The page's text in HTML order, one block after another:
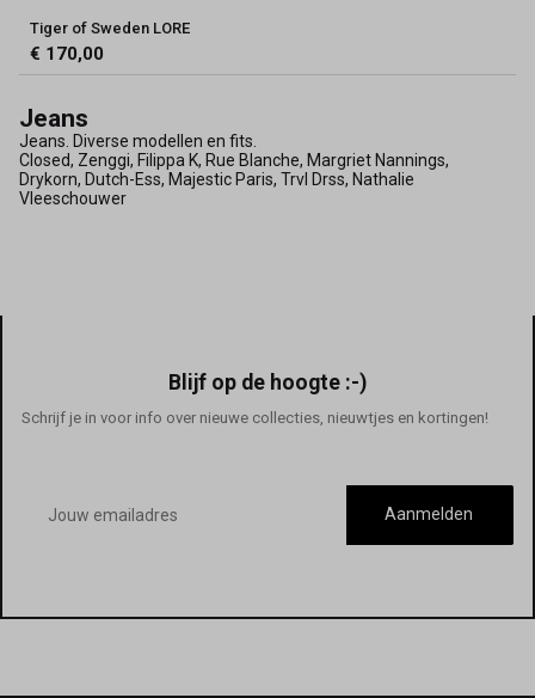
Tiger of Sweden LORE
€ 170,00
Jeans
Jeans. Diverse modellen en fits.
Closed, Zenggi, Filippa K, Rue Blanche, Margriet Nannings,
Drykorn, Dutch-Ess, Majestic Paris, Trvl Drss, Nathalie
Vleeschouwer
Blijf op de hoogte :-)
Schrijf je in voor info over nieuwe collecties, nieuwtjes en kortingen!
mailadres
Aanmelden